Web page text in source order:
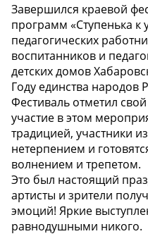
Завершился краевой
программ «Ступенька к
педагогических
воспитанников и
детских домов
Году единства народов
Фестиваль отметил
участие в этом
традицией, участники
нетерпением и
волнением и трепетом.
Это был настоящий
артисты и зрители
эмоций! Яркие
равнодушными никого.